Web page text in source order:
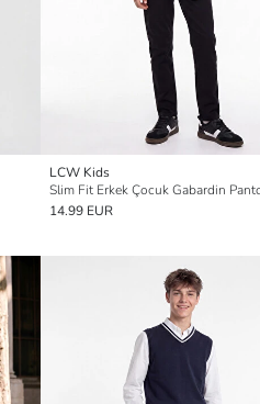
LCW Kids
Slim Fit Erkek Çocuk Gabardin
14.99 EUR